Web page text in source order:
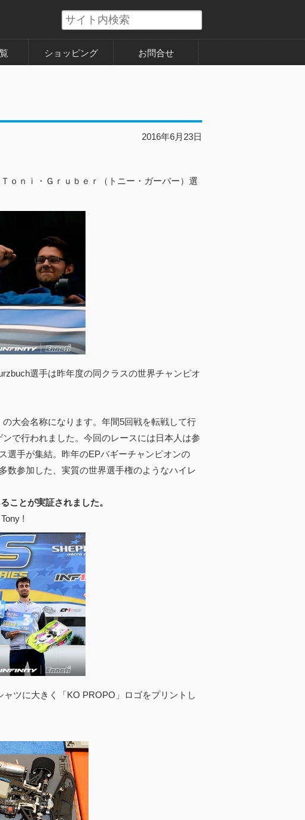
ショッピング お問合せ
2016年6月23日
ｏｎｉ・Ｇｒｕｂｅｒ（トニー・ガーバー）選
選手は昨年度の同クラスの世界チャンピオ
大会名称になります。年間5回戦を転戦して行
で行われました。今回のレースには日本人は参
選手が集結。昨年のEPバギーチャンピオンの
数参加した、実質の世界選手権のようなハイレ
ことが実証されました。
!
ツに大きく「KO PROPO」ロゴをプリントし